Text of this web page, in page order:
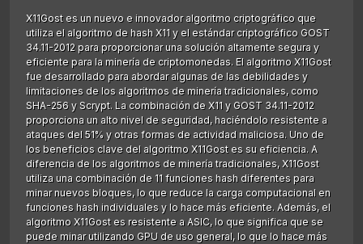
X11Gost es un nuevo e innovador algoritmo criptográfico que
utiliza el algoritmo de hash X11 y el estándar criptográfico GOST
34.11-2012 para proporcionar una solución altamente segura y
eficiente para la minería de criptomonedas. El algoritmo X11Gost
fue desarrollado para abordar algunas de las debilidades y
limitaciones de los algoritmos de minería tradicionales, como
SHA-256 y Scrypt. La combinación de X11 y GOST 34.11-2012
proporciona un alto nivel de seguridad, haciéndolo resistente a
ataques del 51% y otras formas de actividad maliciosa. Uno de
los beneficios clave del algoritmo X11Gost es su eficiencia. A
diferencia de los algoritmos de minería tradicionales, X11Gost
utiliza una combinación de 11 funciones hash diferentes para
minar nuevos bloques, lo que reduce la carga computacional en
funciones hash individuales y lo hace más eficiente. Además, el
algoritmo X11Gost es resistente a ASIC, lo que significa que se
puede minar utilizando GPU de uso general, lo que lo hace más